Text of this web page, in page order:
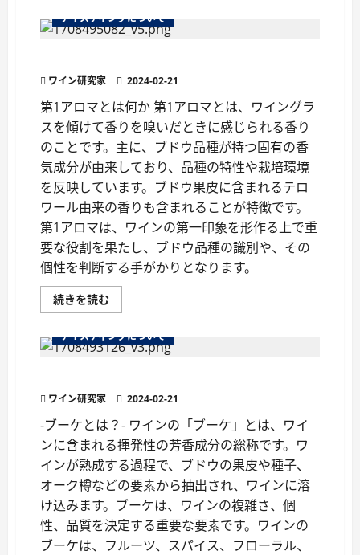
マ
と
ン
香
り
を
知
る
た
め
の
用
語
解
説
に
つ
い
て
さ
読
テイスティングについて
ワイン研究家 2024-02-21
第1アロマとは何か 第1アロマとは、ワイングラ
スを傾けて香りを嗅いだときに感じられる香り
のことです。主に、ブドウ品種が持つ固有の香
気成分が由来しており、品種の特性や栽培環境
を反映しています。ブドウ果皮に含まれるテロ
ワール由来の香りも含まれることが特徴です。
第1アロマは、ワインの第一印象を形作る上で重
要な役割を果たし、ブドウ品種の識別や、その
個性を判断する手がかりとなります。
続きを読む
イ
香
り
ロ
と
は
に
つ
い
て
さ
ら
に
読
む
テイスティングについて
ワイン研究家 2024-02-21
-ブーケとは？- ワインの「ブーケ」とは、ワイ
ンに含まれる揮発性の芳香成分の総称です。ワ
インが熟成する過程で、ブドウの果皮や種子、
オーク樽などの要素から抽出され、ワインに溶
け込みます。ブーケは、ワインの複雑さ、個
性、品質を決定する重要な要素です。ワインの
ブーケは、フルーツ、スパイス、フローラル、